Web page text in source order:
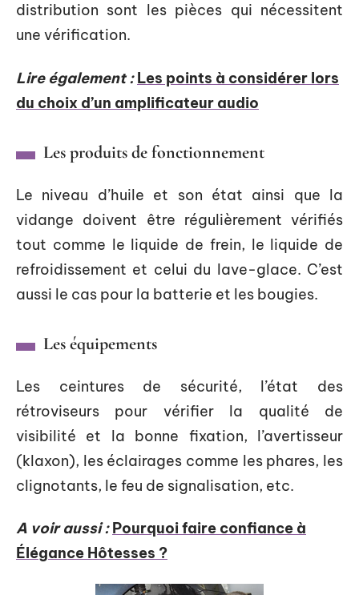
distribution sont les pièces qui nécessitent
une vérification.
Lire également : Les points à considérer lors
du choix d’un amplificateur audio
Les produits de fonctionnement
Le niveau d’huile et son état ainsi que la
vidange doivent être régulièrement vérifiés
tout comme le liquide de frein, le liquide de
refroidissement et celui du lave-glace. C’est
aussi le cas pour la batterie et les bougies.
Les équipements
Les ceintures de sécurité, l’état des
rétroviseurs pour vérifier la qualité de
visibilité et la bonne fixation, l’avertisseur
(klaxon), les éclairages comme les phares, les
clignotants, le feu de signalisation, etc.
A voir aussi : Pourquoi faire confiance à
Élégance Hôtesses ?